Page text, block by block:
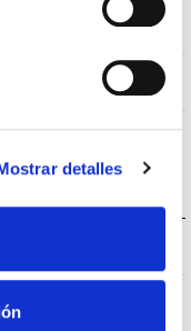
detalles
VA00K0M